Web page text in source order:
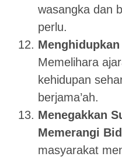
wasangka dan
perlu.
Memelihara
kehidupan
berjama’ah.
Menegakkan
Memerangi
masyarakat